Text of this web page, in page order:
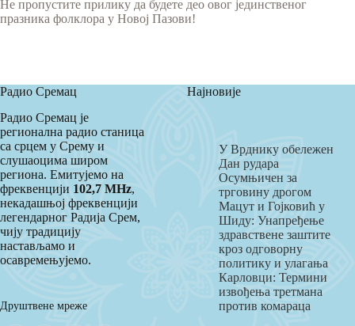
Не пропустите прилику да будете део овог јединственог
празника фолклора у Новој Пазови!
Радио Сремац
Радио Сремац је
регионална радио станица
са срцем у Срему и
слушаоцима широм
региона. Емитујемо на
фреквенцији 102,7 MHz,
некадашњој фреквенцији
легендарног Радија Срем,
чију традицију
настављамо и
осавремењујемо.
Друштвене мреже
Најновије
У Врднику обележен
Дан рудара
Осумњичен за
трговину дрогом
Мацут и Гојковић у
Шиду: Унапређење
здравствене заштите
кроз одговорну
политику и улагања
Карловци: Термини
извођења третмана
против комараца